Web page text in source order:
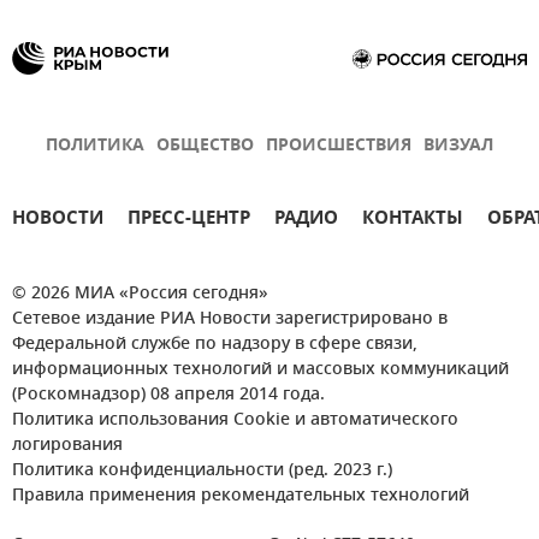
Обстрелы ВСУ
ПОЛИТИКА ОБЩЕСТВО ПРОИСШЕСТВИЯ ВИЗУАЛ
НОВОСТИ ПРЕСС-ЦЕНТР РАДИО КОНТАКТЫ
© 2026 МИА «Россия сегодня»
Сетевое издание РИА Новости зарегистрировано в
Федеральной службе по надзору в сфере связи,
информационных технологий и массовых коммуникаций
(Роскомнадзор) 08 апреля 2014 года.
Политика использования Cookie и автоматического
логирования
Политика конфиденциальности (ред. 2023 г.)
Правила применения рекомендательных технологий